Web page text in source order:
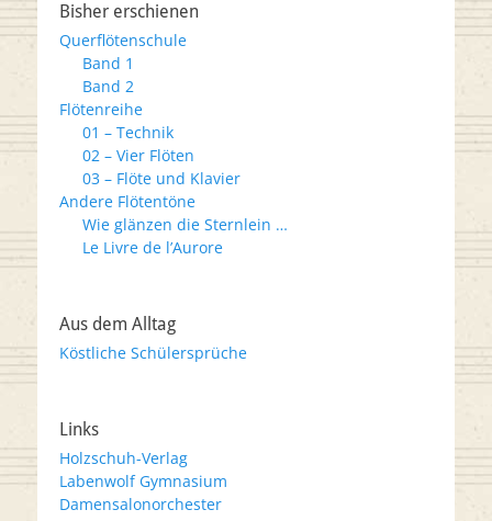
Bisher erschienen
Querflötenschule
Band 1
Band 2
Flötenreihe
01 – Technik
02 – Vier Flöten
03 – Flöte und Klavier
Andere Flötentöne
Wie glänzen die Sternlein …
Le Livre de l’Aurore
Aus dem Alltag
Köstliche Schülersprüche
Links
Holzschuh-Verlag
Labenwolf Gymnasium
Damensalonorchester